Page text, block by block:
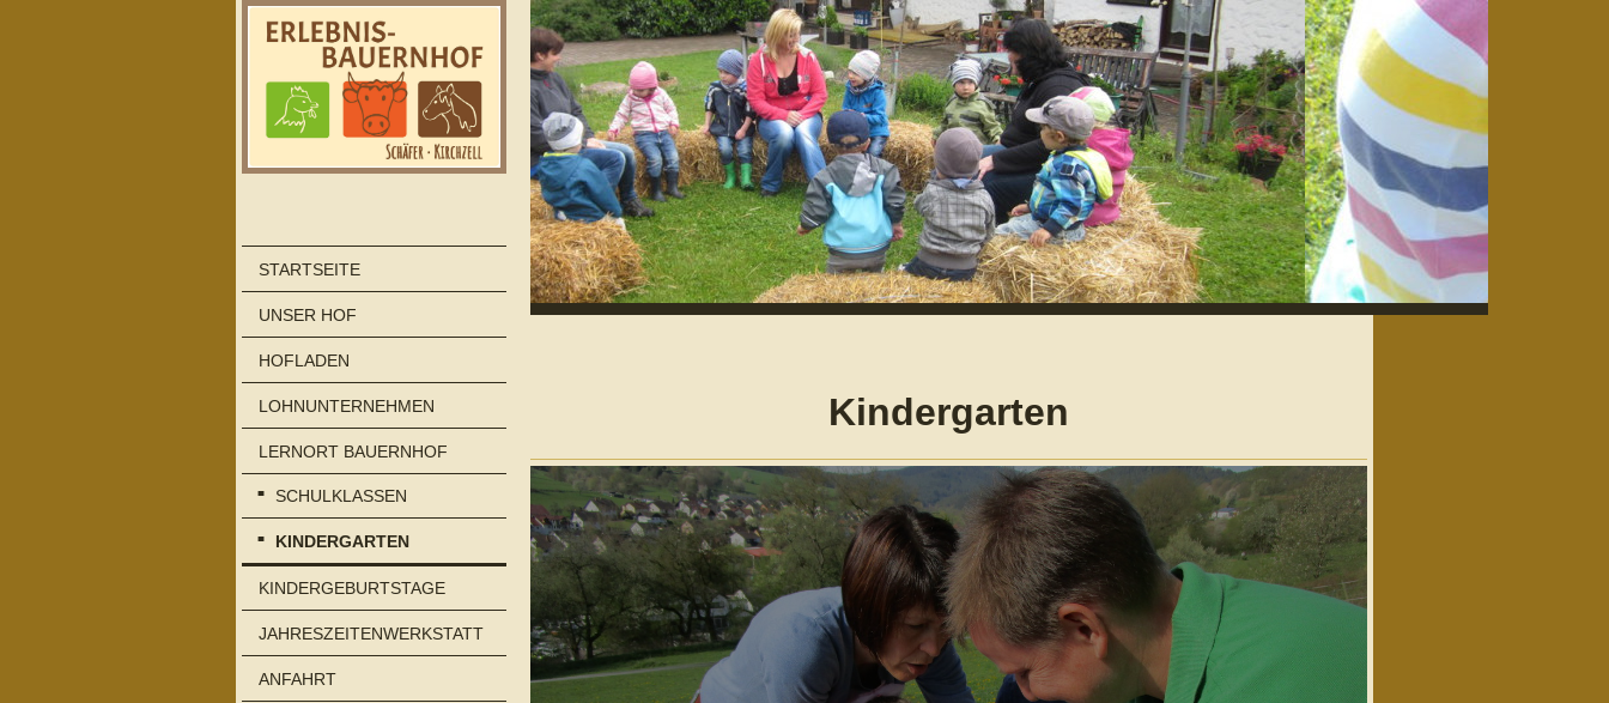
STARTSEITE
UNSER HOF
HOFLADEN
LOHNUNTERNEHMEN
LERNORT BAUERNHOF
SCHULKLASSEN
KINDERGARTEN
KINDERGEBURTSTAGE
JAHRESZEITENWERKSTATT
ANFAHRT
Kindergarten